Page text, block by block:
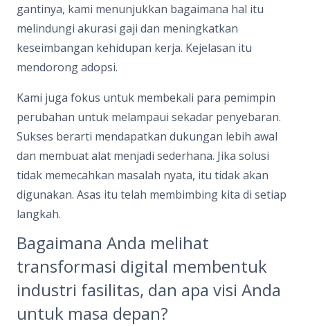
gantinya, kami menunjukkan bagaimana hal itu
melindungi akurasi gaji dan meningkatkan
keseimbangan kehidupan kerja. Kejelasan itu
mendorong adopsi.
Kami juga fokus untuk membekali para pemimpin
perubahan untuk melampaui sekadar penyebaran.
Sukses berarti mendapatkan dukungan lebih awal
dan membuat alat menjadi sederhana. Jika solusi
tidak memecahkan masalah nyata, itu tidak akan
digunakan. Asas itu telah membimbing kita di setiap
langkah.
Bagaimana Anda melihat
transformasi digital membentuk
industri fasilitas, dan apa visi Anda
untuk masa depan?